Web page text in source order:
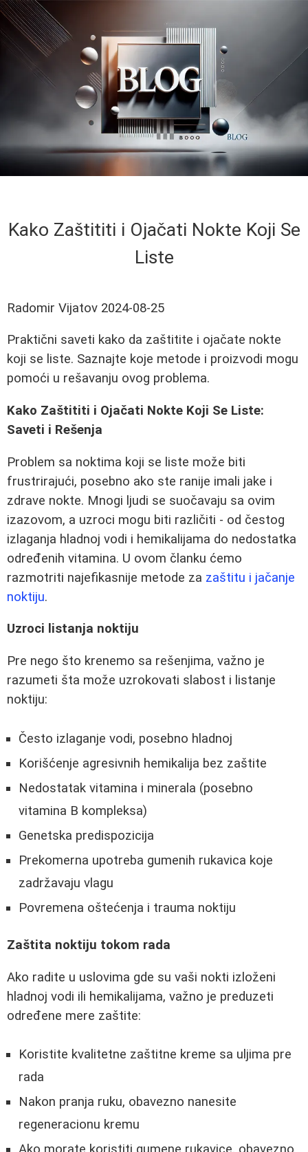
Kako Zaštititi i Ojačati Nokte Koji Se
Liste
Radomir Vijatov 2024-08-25
Praktični saveti kako da zaštitite i ojačate nokte
koji se liste. Saznajte koje metode i proizvodi mogu
pomoći u rešavanju ovog problema.
Kako Zaštititi i Ojačati Nokte Koji Se Liste:
Saveti i Rešenja
Problem sa noktima koji se liste može biti
frustrirajući, posebno ako ste ranije imali jake i
zdrave nokte. Mnogi ljudi se suočavaju sa ovim
izazovom, a uzroci mogu biti različiti - od čestog
izlaganja hladnoj vodi i hemikalijama do nedostatka
određenih vitamina. U ovom članku ćemo
razmotriti najefikasnije metode za zaštitu i jačanje
noktiju.
Uzroci listanja noktiju
Pre nego što krenemo sa rešenjima, važno je
razumeti šta može uzrokovati slabost i listanje
noktiju:
Često izlaganje vodi, posebno hladnoj
Korišćenje agresivnih hemikalija bez zaštite
Nedostatak vitamina i minerala (posebno
vitamina B kompleksa)
Genetska predispozicija
Prekomerna upotreba gumenih rukavica koje
zadržavaju vlagu
Povremena oštećenja i trauma noktiju
Zaštita noktiju tokom rada
Ako radite u uslovima gde su vaši nokti izloženi
hladnoj vodi ili hemikalijama, važno je preduzeti
određene mere zaštite:
Koristite kvalitetne zaštitne kreme sa uljima pre
rada
Nakon pranja ruku, obavezno nanesite
regeneracionu kremu